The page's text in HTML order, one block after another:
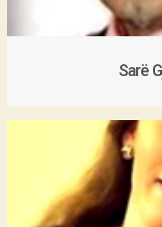
Sarë